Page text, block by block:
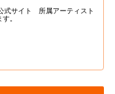
式サイト 所属アーティスト
。